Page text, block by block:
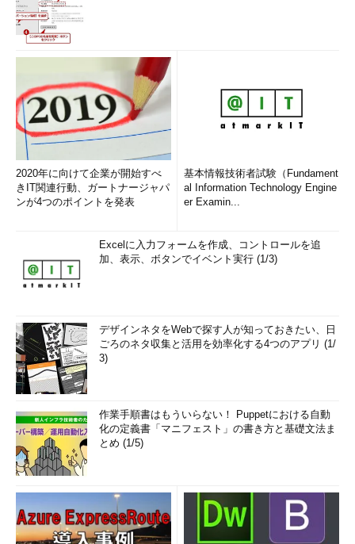
2020年に向けて企業が開始すべ
きIT関連行動、ガートナージャパ
ンが4つのポイントを発表
基本情報技術者試験（Fundament
al Information Technology Engine
er Examin...
Excelに入力フォームを作成、コントロールを追
加、表示、ボタンでイベント実行 (1/3)
デザインネタをWebで探す人が知っておきたい、日
ごろのネタ収集と活用を効率化する4つのアプリ (1/
3)
作業手順書はもういらない！ Puppetにおける自動
化の定義書「マニフェスト」の書き方と基礎文法ま
とめ (1/5)